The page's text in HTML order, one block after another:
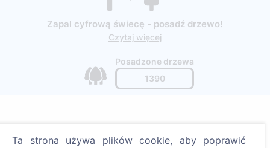
Zapal cyfrową świecę - posadź drzewo!
Czytaj więcej
Posadzone drzewa
1390
Ta strona używa plików cookie, aby poprawić